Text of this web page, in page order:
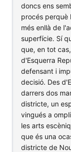
doncs ens
procés perquè
més enllà de
superfície. Sí
que, en tot
d'Esquerra
defensant i
decisió. Des
darrers dos
districte, un
vingués a
les arts
que és una
districte de